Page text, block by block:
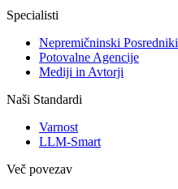
Specialisti
Nepremičninski Posredniki
Potovalne Agencije
Mediji in Avtorji
Naši Standardi
Varnost
LLM-Smart
Več povezav